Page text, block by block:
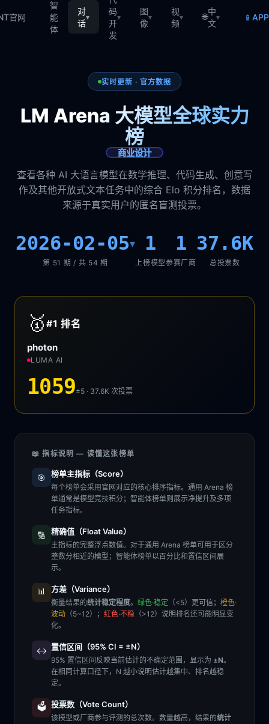
官网
智
能
体
对
话
▾
码
开
发
▾
图
像
▾
视
频
▾ 🌐
中
文
▾ 📱
实时更新 · 官方数据
LM Arena 大模型全球实力
榜
商业设计
查看各种 AI 大语言模型在数学推理、代码生成、创意写
作及其他开放式文本任务中的综合 Elo 积分排名，数据
来源于真实用户的匿名盲测投票。
2026-02-05▾
第 51 期 / 共 54 期
1
上榜模型
1
参赛厂商
37.6K
总投票数
🥇 #1排名
photon
LUMA AI
1059±5 · 37.6K次投票
📖 指标说明 — 读懂这张榜单
🎯 榜单主指标（Score）
每个榜单会采用官网对应的核心排序指标。通用 Arena 榜
单通常是模型竞技积分；智能体榜单则展示净提升及多项
任务指标。
🔢 精确值（Float Value）
主指标的完整浮点数值。对于通用 Arena 榜单可用于区分
整数分相近的模型；智能体榜单以百分比和置信区间展
示。
📊 方差（Variance）
衡量结果的统计稳定程度。 绿色·稳定 （<5）更可信； 橙色·
波动 （5~12）； 红色·不稳 （>12）说明排名还可能明显变
化。
↔️ 置信区间（95% CI = ±N）
95% 置信区间反映当前估计的不确定范围，显示为 ±N。
在相同计算口径下，N 越小说明估计越集中、排名越稳
定。
🗳️ 投票数（Vote Count）
该模型或厂商参与评测的总次数。数量越高，结果的统计